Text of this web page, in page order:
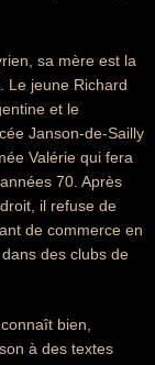
sa mère est la
Le jeune Richard
et le
Janson-de-Sailly
Valérie qui fera
70. Après
il refuse de
de commerce en
des clubs de
bien,
à des textes